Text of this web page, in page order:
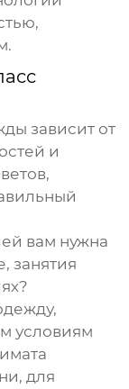
зависит от
и
вам нужна
занятия
условиям
для